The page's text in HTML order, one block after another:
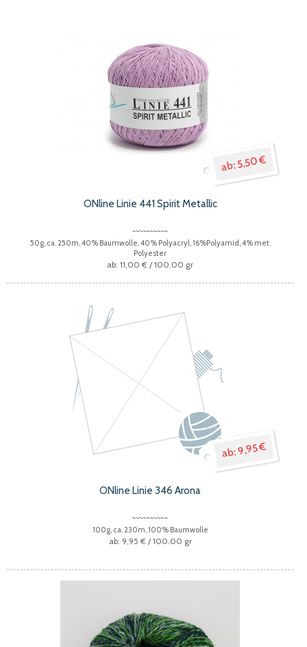
5,50 €
ONline Linie 441 Spirit Metallic
50g, ca. 250m, 40% Baumwolle, 40% Polyacryl, 16%Polyamid, 4% met.
Polyester
11,00 € / 100.00 gr
9,95 €
ONline Linie 346 Arona
100g, ca. 230m, 100% Baumwolle
9,95 € / 100.00 gr